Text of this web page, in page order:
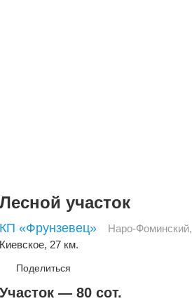
Лесной участок
КП «Фрунзевец» Наро-Фоминский,
Киевское, 27 км.
Поделиться
Участок — 80 сот.